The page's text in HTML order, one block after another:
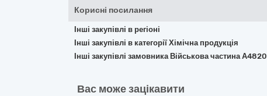
Корисні посилання
Інші закупівлі в регіоні
Інші закупівлі в категорії Хімічна продукція
Інші закупівлі замовника Військова частина А4820
Вас може зацікавити